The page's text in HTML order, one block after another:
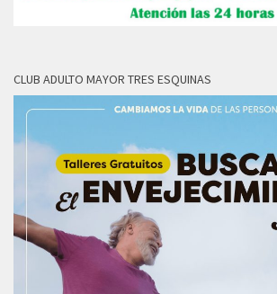
CLUB ADULTO MAYOR TRES ESQUINAS